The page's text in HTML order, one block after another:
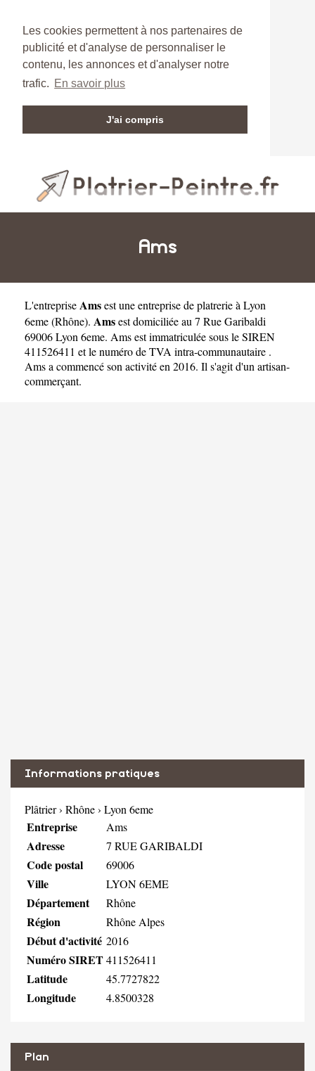
Les cookies permettent à nos partenaires de
publicité et d'analyse de personnaliser le
contenu, les annonces et d'analyser notre
trafic. En savoir plus
J'ai compris
Ams
L'entrepriseAmsest uneentreprise de platrerie à Lyon
6eme(Rhône). Amsest domiciliée au 7 Rue Garibaldi
69006 Lyon 6eme. Ams est immatriculée sous le SIREN
411526411 et le numéro de TVA intra-communautaire .
Ams a commencé son activité en 2016. Il s'agit d'un artisan-
commerçant.
Informations pratiques
Plâtrier› Rhône› Lyon 6eme
Entreprise Ams
Adresse 7 RUE GARIBALDI
Code postal 69006
Ville LYON 6EME
Département Rhône
Région Rhône Alpes
Début d'activité 2016
Numéro SIRET411526411
Latitude 45.7727822
Longitude 4.8500328
Plan